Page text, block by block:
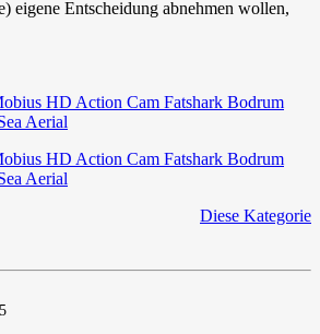
eigene Entscheidung abnehmen wollen,
Diese Kategorie